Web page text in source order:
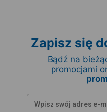
Zapisz się
Bądź na
promocjami